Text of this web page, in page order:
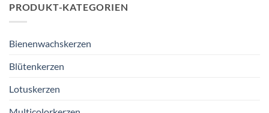
PRODUKT-KATEGORIEN
Bienenwachskerzen
Blütenkerzen
Lotuskerzen